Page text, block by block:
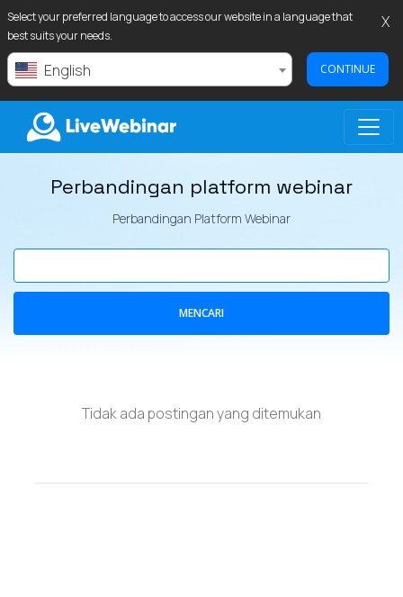
Select your preferred language to access our website in a language that
best suits your needs.
English CONTINUE
X
LIVEWEBINAR.COM
Perbandingan platform webinar
Perbandingan Platform Webinar
MENCARI
Tidak ada postingan yang ditemukan